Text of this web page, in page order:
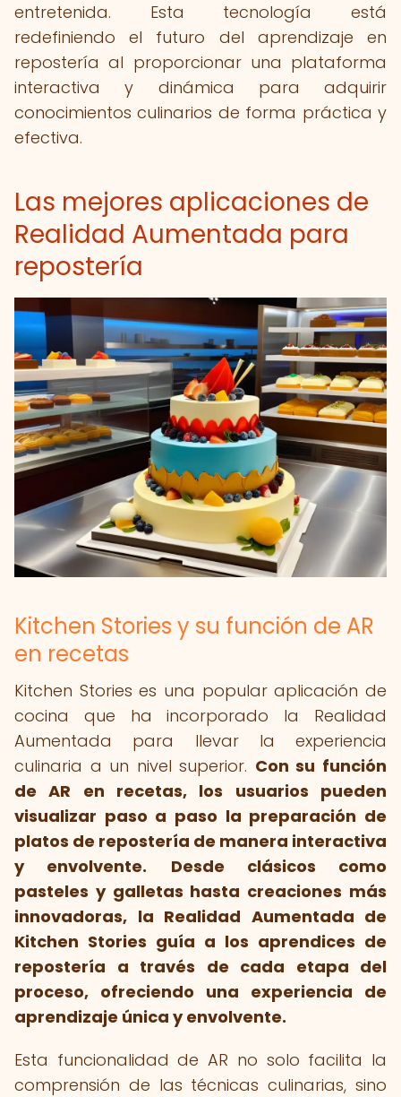
entretenida. Esta tecnología está
redefiniendo el futuro del aprendizaje en
repostería al proporcionar una plataforma
interactiva y dinámica para adquirir
conocimientos culinarios de forma práctica y
efectiva.
Las mejores aplicaciones de
Realidad Aumentada para
repostería
Kitchen Stories y su función de AR
en recetas
Kitchen Stories es una popular aplicación de
cocina que ha incorporado la Realidad
Aumentada para llevar la experiencia
culinaria a un nivel superior. Con su función
de AR en recetas, los usuarios pueden
visualizar paso a paso la preparación de
platos de repostería de manera interactiva
y envolvente.
Desde clásicos como
pasteles y galletas hasta creaciones más
innovadoras, la Realidad Aumentada de
Kitchen Stories guía a los aprendices de
repostería a través de cada etapa del
proceso, ofreciendo una experiencia de
aprendizaje única y envolvente.
Esta funcionalidad de AR no solo facilita la
comprensión de las técnicas culinarias, sino